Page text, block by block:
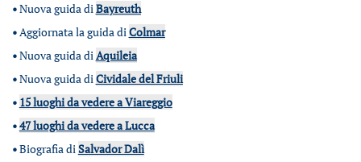
•Nuova guida diBayreuth
•Aggiornata la guida diColmar
•Nuova guida diAquileia
•Nuova guida diCividale del Friuli
• 15 luoghi da vedere a Viareggio
•47 luoghi da vedere a Lucca
•Biografia diSalvador Dalì